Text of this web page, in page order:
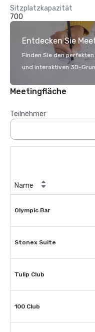
Sitzplatzkapazität
700
Entdecken Sie
Finden Sie den
und interaktiven 3D-
Meetingfläche
Teilnehmer
Name
Olympic Bar
Stonex Suite
Tulip Club
100 Club